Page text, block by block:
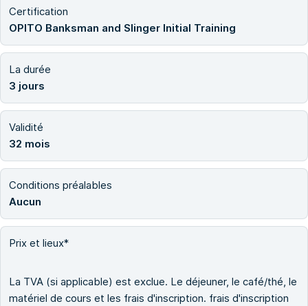
Certification
OPITO Banksman and Slinger Initial Training
La durée
3 jours
Validité
32 mois
Conditions préalables
Aucun
Prix et lieux*
La TVA (si applicable) est exclue. Le déjeuner, le café/thé, le
matériel de cours et les frais d'inscription. frais d'inscription